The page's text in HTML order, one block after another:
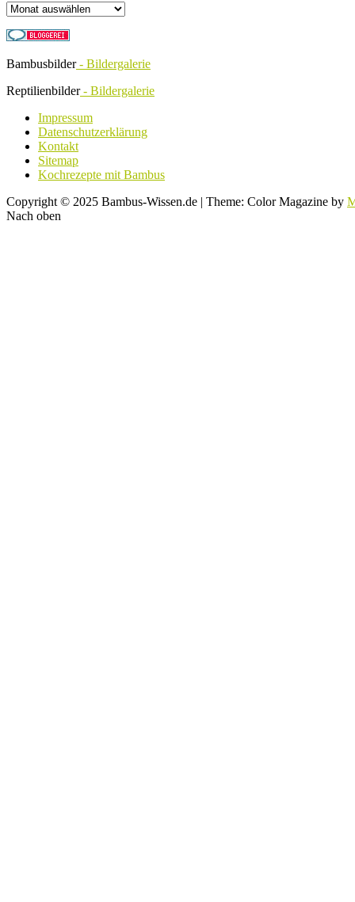
Archiv
Bambusbilder- Bildergalerie
Reptilienbilder- Bildergalerie
Impressum
Datenschutzerklärung
Kontakt
Sitemap
Kochrezepte mit Bambus
Copyright © 2025 Bambus-Wissen.de | Theme: Color Magazine by
Nach oben